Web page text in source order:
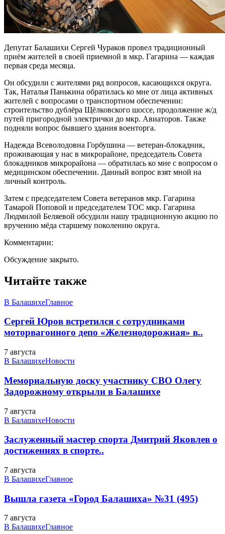
Депутат Балашихи Сергей Чураков провел традиционный
приём жителей в своей приемной в мкр. Гагарина — каждая
первая среда месяца.
Он обсудили с жителями ряд вопросов, касающихся округа.
Так, Наталья Панькина обратилась ко мне от лица активных
жителей с вопросами о транспортном обеспечении:
строительство дублёра Щёлковского шоссе, продолжение ж/д
путей пригородной электрички до мкр. Авиаторов. Также
подняли вопрос бывшего здания военторга.
Надежда Всеволодовна Горбушина — ветеран-блокадник,
проживающая у нас в микрорайоне, председатель Совета
блокадников микрорайона — обратилась ко мне с вопросом о
медицинском обеспечении. Данный вопрос взят мной на
личный контроль.
Затем с председателем Совета ветеранов мкр. Гагарина
Тамарой Поповой и председателем ТОС мкр. Гагарина
Людмилой Беляевой обсудили нашу традиционную акцию по
вручению мёда старшему поколению округа.
Комментарии:
Обсуждение закрыто.
Читайте также
В БалашихеГлавное
Сергей Юров встретился с сотрудниками
моторвагонного депо «Железнодорожная» в..
7 августа
В БалашихеНовости
Мемориальную доску участнику СВО Олегу
Задорожному открыли в Балашихе
7 августа
В БалашихеНовости
Заслуженный мастер спорта Дмитрий Яковлев о
достижениях в спорте..
7 августа
В БалашихеГлавное
Вышла газета «Город Балашиха» №31 (495)
7 августа
В БалашихеГлавное